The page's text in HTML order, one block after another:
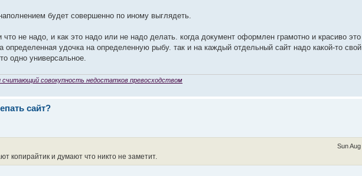
будет совершенно по иному выглядеть.
не надо, и как это надо или не надо делать. когда документ оформлен грамотно и красиво это
определенная удочка на определенную рыбу. так и на каждый отдельный сайт надо какой-то
одно универсальное.
совокупность недостатков превосходством
сайт?
Sun
копирайтик и думают что никто не заметит.